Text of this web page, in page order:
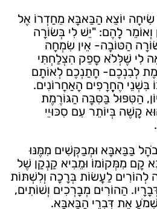
יוֹצֵא הַבַּאבָּא מֵחַדְרוֹ אֶל
וְאוֹמֵר לָהֶם: "יֵשׁ לִי בְּשׂוֹרָה
הַטּוֹבָה- אֵין שִׂמְחָה
לִי שֶׁלְּלֹא סָפֵק הִצְלַחְתִּי
לְבִנְכֶם- חֲתַנְכֶם לְאוֹתָם
בִּשְׁנֵי הֶחֳרָפִים הָאַחֲרוֹנִים.
הַטִּפּוּל בַּסִּבָּה הַגּוֹרֶמֶת
קָשֶׁה בְּיוֹתֵר עִם סִכּוּיֵי
בַּבַּאבָּא וּמְבַקְּשִׁים מִמֶּנּוּ
קָם מִמְּקוֹמוֹ וּמֵבִיא קַנְקַן שֶׁל
לְהוֹרִים לַעֲשׂוֹת בְּרָכָה וְלִשְׁתּוֹת
הַהוֹרִים מְבָרְכִים וְשׁוֹתִים,
אֶת דִּבְרֵי הַבַּאבָּא.